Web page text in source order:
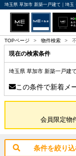
埼玉県 草加市 新築一戸建て｜埼
TOPページ > 物件検索 >
現在の検索条件
埼玉県 草加市 新築一戸建て
この条件で新着メ
会員限定物
条件を絞り